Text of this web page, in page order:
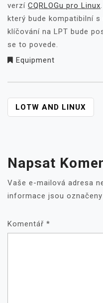
verzí CQRLOGu pro Linux
který bude kompatibilní
klíčování na LPT bude
se to povede.
Equipment
NAVIGACE
PRO
LOTW AND LINUX
Napsat
Vaše e-mailová adresa
informace jsou označeny
Komentář *